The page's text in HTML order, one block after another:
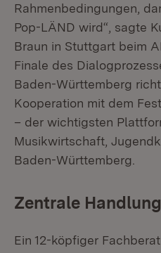
Rahmenbedingungen,
Pop-LÄND wird“, sagte
Braun in Stuttgart beim
Finale des
Baden-Württemberg
Kooperation mit dem
– der wichtigsten
Musikwirtschaft,
Baden-Württemberg.
Zentrale
Ein 12-köpfiger